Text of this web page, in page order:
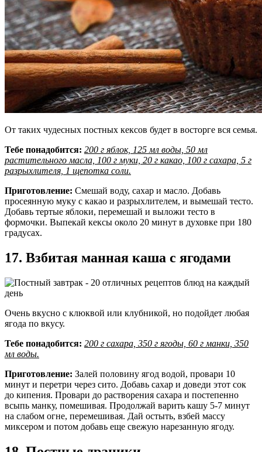
От таких чудесных постных кексов будет в восторге вся семья.
Тебе понадобится: 200 г яблок, 125 мл воды, 50 мл
растительного масла, 100 г муки, 20 г какао, 100 г сахара, 5 г
разрыхлителя, 1 щепотка соли.
Приготовление: Смешай воду, сахар и масло. Добавь
просеянную муку с какао и разрыхлителем, и вымешай тесто.
Добавь тертые яблоки, перемешай и выложи тесто в
формочки. Выпекай кексы около 20 минут в духовке при 180
градусах.
17. Взбитая манная каша с ягодами
Очень вкусно с клюквой или клубникой, но подойдет любая
ягода по вкусу.
Тебе понадобится: 200 г сахара, 350 г ягоды, 60 г манки, 350
мл воды.
Приготовление: Залей половину ягод водой, провари 10
минут и перетри через сито. Добавь сахар и доведи этот сок
до кипения. Провари до растворения сахара и постепенно
всыпь манку, помешивая. Продолжай варить кашу 5-7 минут
на слабом огне, перемешивая. Дай остыть, взбей массу
миксером и потом добавь еще свежую нарезанную ягоду.